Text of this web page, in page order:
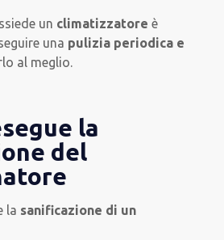
un climatizzatore è
una pulizia periodica e
al meglio.
la
del
la sanificazione di un